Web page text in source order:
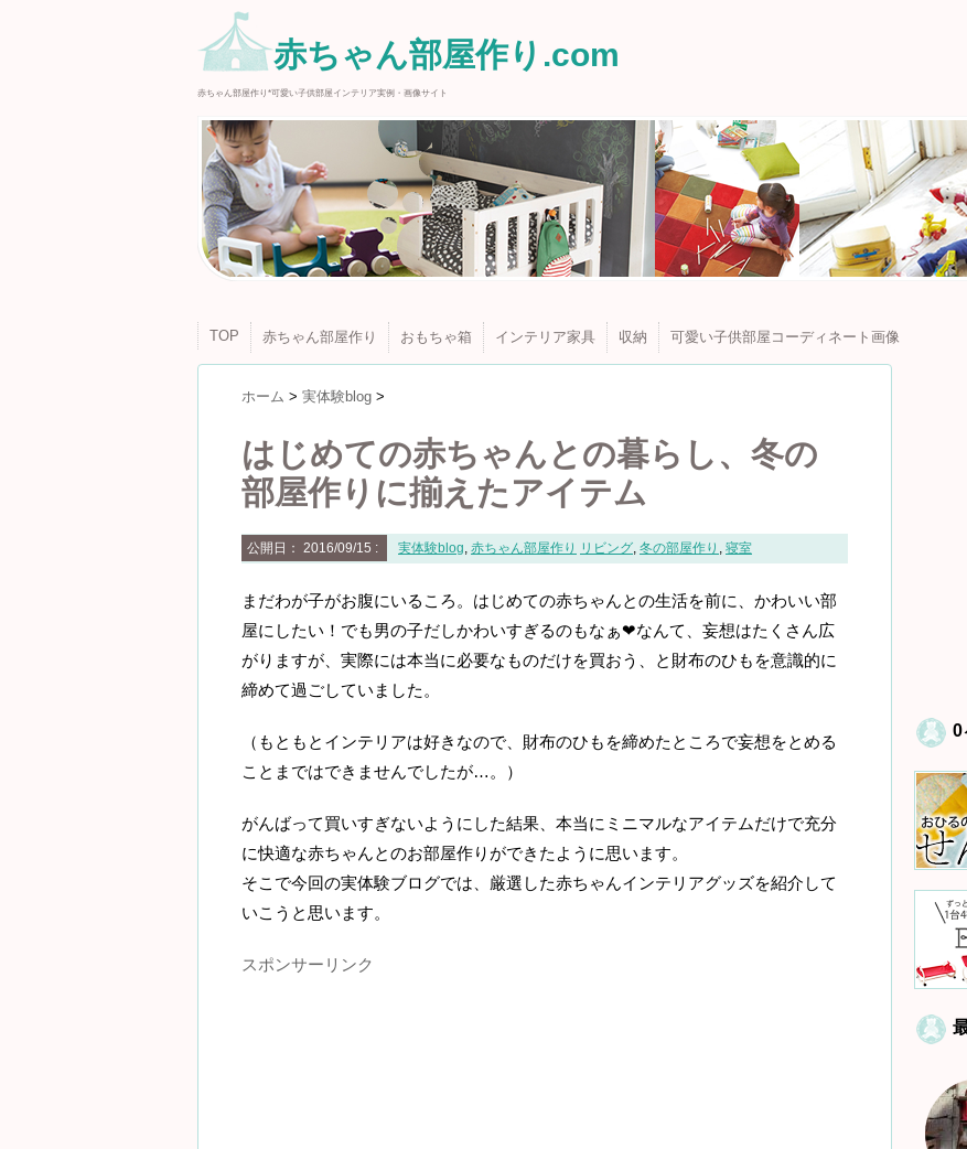
赤ちゃん部屋作り.com
赤ちゃん部屋作り*可愛い子供部屋インテリア実例・画像サイト
TOP 赤ちゃん部屋作り おもちゃ箱 インテリア家具 収納 可愛い子供部屋コーディネート画像
ホーム > 実体験blog >
はじめての赤ちゃんとの暮らし、冬の
部屋作りに揃えたアイテム
公開日： 2016/09/15 : 実体験blog, 赤ちゃん部屋作り リビング, 冬の部屋作り , 寝室
まだわが子がお腹にいるころ。はじめての赤ちゃんとの生活を前に、かわいい部
屋にしたい！でも男の子だしかわいすぎるのもなぁ❤なんて、妄想はたくさん広
がりますが、実際には本当に必要なものだけを買おう、と財布のひもを意識的に
締めて過ごしていました。
（もともとインテリアは好きなので、財布のひもを締めたところで妄想をとめる
ことまではできませんでしたが…。）
がんばって買いすぎないようにした結果、本当にミニマルなアイテムだけで充分
に快適な赤ちゃんとのお部屋作りができたように思います。
そこで今回の実体験ブログでは、厳選した赤ちゃんインテリアグッズを紹介して
いこうと思います。
スポンサーリンク
0